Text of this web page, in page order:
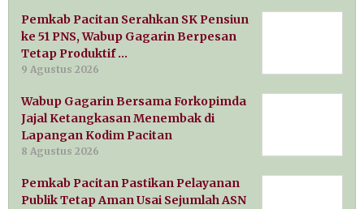
Pemkab Pacitan Serahkan SK Pensiun
ke 51 PNS, Wabup Gagarin Berpesan
Tetap Produktif …
9 Agustus 2026
Wabup Gagarin Bersama Forkopimda
Jajal Ketangkasan Menembak di
Lapangan Kodim Pacitan
8 Agustus 2026
Pemkab Pacitan Pastikan Pelayanan
Publik Tetap Aman Usai Sejumlah ASN